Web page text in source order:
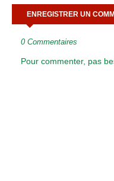
ENREGISTRER UN
0 Commentaires
Pour commenter, pas